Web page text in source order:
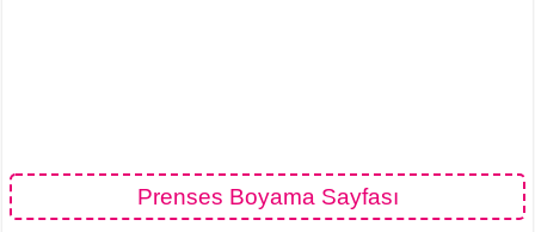
Prenses Boyama Sayfası